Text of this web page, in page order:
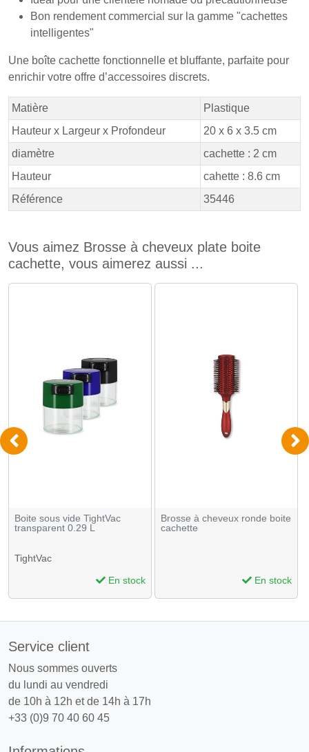
Bon rendement commercial sur la gamme "cachettes
intelligentes"
Une boîte cachette fonctionnelle et bluffante, parfaite pour
enrichir votre offre d’accessoires discrets.
Matière
Plastique
Hauteur x Largeur x Profondeur
20 x 6 x 3.5 cm
diamètre
cachette : 2 cm
Hauteur
cahette : 8.6 cm
Référence
35446
Vous aimez Brosse à cheveux plate boite
cachette, vous aimerez aussi ...
Boite sous vide TightVac
transparent 0.29 L
TightVac
En stock
Brosse à cheveux ronde boite
cachette
En stock
Service client
Nous sommes ouverts
du lundi au vendredi
de 10h à 12h et de 14h à 17h
+33 (0)9 70 40 60 45